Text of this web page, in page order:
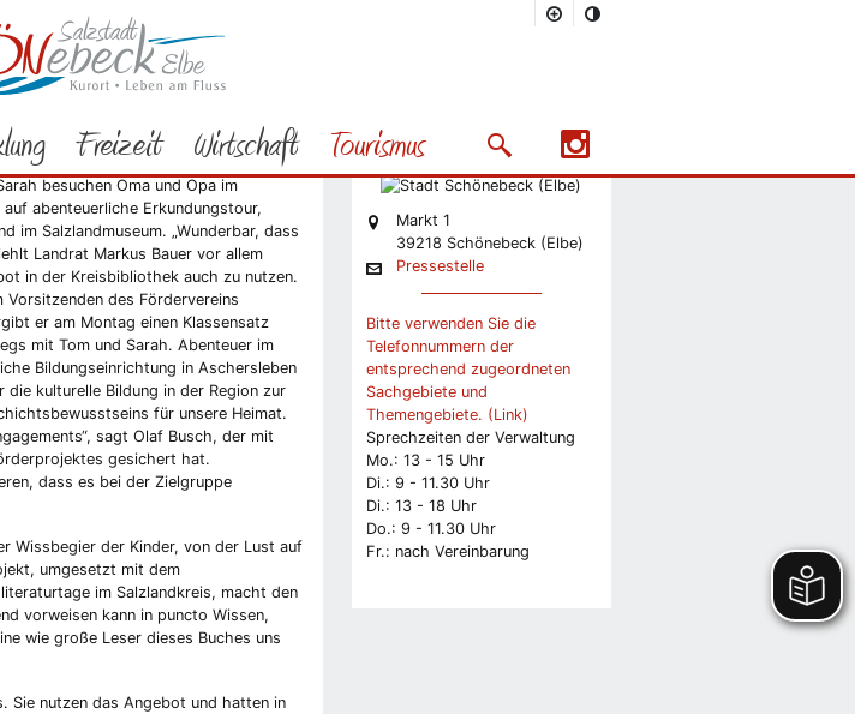
Freizeit Wirtschaft Tourismus Suchmaske öffnen/schließen
Aktuelles 2023
besuchen Oma und Opa im
abenteuerliche Erkundungstour,
im Salzlandmuseum. „Wunderbar, dass
Landrat Markus Bauer vor allem
in der Kreisbibliothek auch zu nutzen.
Vorsitzenden des Fördervereins
er am Montag einen Klassensatz
mit Tom und Sarah. Abenteuer im
Bildungseinrichtung in Aschersleben
die kulturelle Bildung in der Region zur
für unsere Heimat.
sagt Olaf Busch, der mit
gesichert hat.
dass es bei der Zielgruppe
Wissbegier der Kinder, von der Lust auf
umgesetzt mit dem
im Salzlandkreis, macht den
vorweisen kann in puncto Wissen,
wie große Leser dieses Buches uns
Sie nutzen das Angebot und hatten in
Stabsstelle Presse und
Präsentation
Markt 1
39218 Schönebeck (Elbe)
Pressestelle
Bitte verwenden Sie die
Telefonnummern der
entsprechend zugeordneten
Sachgebiete und
Themengebiete. (Link)
Sprechzeiten der Verwaltung
Mo.: 13 - 15 Uhr
Di.: 9 - 11.30 Uhr
Di.: 13 - 18 Uhr
Do.: 9 - 11.30 Uhr
Fr.: nach Vereinbarung